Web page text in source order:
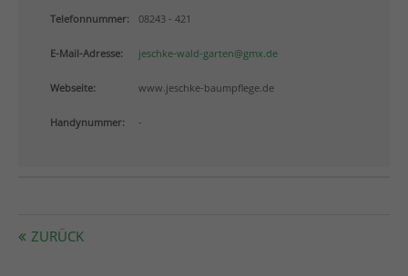
Aenean commodo ligula eget dolor. Aenean massa.
parturient montes, nascetur ridiculus mus. Donec
Telefonnummer: 08243 - 421
E-Mail-Adresse: jeschke-wald-garten@gmx.de
Webseite: www.jeschke-baumpflege.de
Handynummer: -
ZURÜCK